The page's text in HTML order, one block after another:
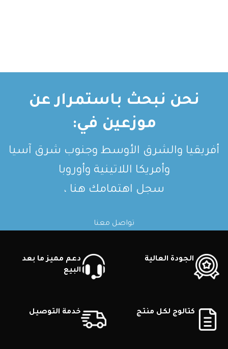
نحن نبحث باستمرار عن
موزعين في:
أفريقيا والشرق الأوسط وجنوب شرق آسيا
وأمريكا اللاتينية وأوروبا
سجل اهتمامك هنا ،
تواصل معنا
الجودة العالية
دعم مميز ما بعد
البيع
كتالوج لكل منتج خدمة التوصيل